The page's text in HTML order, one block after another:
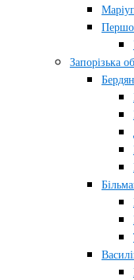
Запорізька